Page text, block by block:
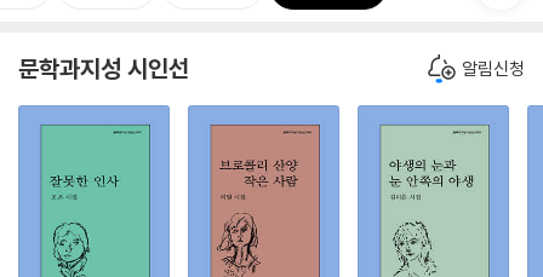
문학과지성 시인선 알림신청